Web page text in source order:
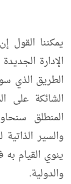
يمكننا
الإدارة
الطريق الذي
الشائكة على
المنطلق
والسير
ينوي القيام
والدولية.